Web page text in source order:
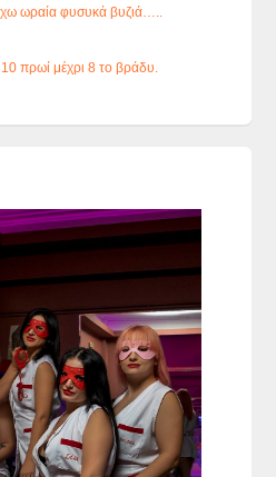
ωραία φυσυκά βυζιά…..
πρωί μέχρι 8 το βράδυ.